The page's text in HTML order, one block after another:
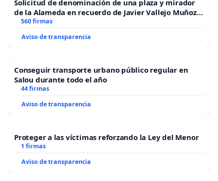
Solicitud de denominación de una plaza y mirador
de la Alameda en recuerdo de Javier Vallejo Muñoz
“Mazinger”
560 firmas
Aviso de transparencia
Conseguir transporte urbano público regular en
Salou durante todo el año
44 firmas
Aviso de transparencia
Proteger a las víctimas reforzando la Ley del Menor
1 firmas
Aviso de transparencia